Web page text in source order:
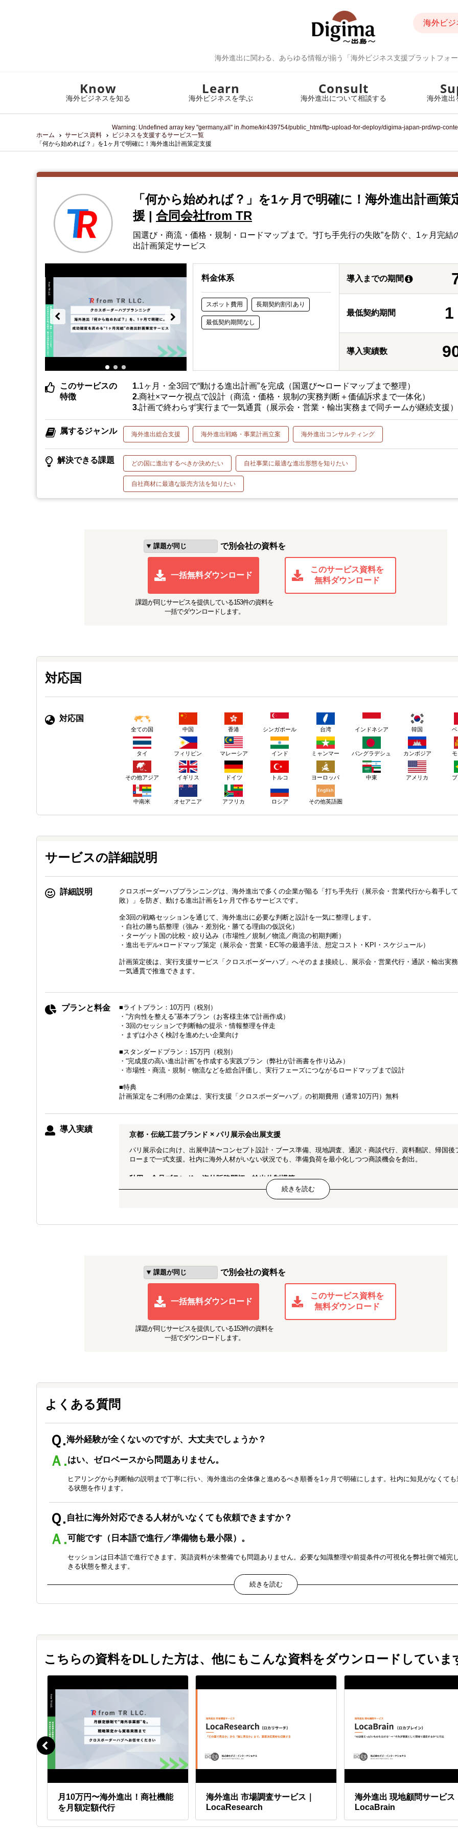
海外進出に関わる、あらゆる情報が揃う「海外ビジネス支援プラットフォ
海外ビジ
Know
海外ビジネスを知る
Learn
海外ビジネスを学ぶ
Consult
海外進出について相談する 海外進出
ホーム サービス資料
Warning: Undefined array key "germany,all" in /home/kir439754/public_html/ftp-upload-for-deploy/digima-japan-prd/wp-
ビジネスを支援するサービス一覧
「何から始めれば？」を1ヶ月で明確に！海外進出計画策定支援
「何から始めれば？」を1ヶ月で明確に！海外進出計画策
援 | 合同会社from TR
国選び・商流・価格・規制・ロードマップまで。“打ち手先行の失敗”を防ぐ、1ヶ月完結
出計画策定サービス
料金体系
スポット費用 長期契約割引あり
最低契約期間なし
導入までの期間
最低契約期間 1
導入実績数
このサービスの
特徴
1ヶ月・全3回で“動ける進出計画”を完成（国選び〜ロードマップまで整理）
商社×マーケ視点で設計（商流・価格・規制の実務判断＋価値訴求まで一体化）
計画で終わらず実行まで一気通貫（展示会・営業・輸出実務まで同チームが継続支援）
属するジャンル 海外進出総合支援 海外進出戦略・事業計画立案 海外進出コンサルティング
解決できる課題 どの国に進出するべきか決めたい 自社事業に最適な進出形態を知りたい
自社商材に最適な販売方法を知りたい
で別会社の資料を
一括無料ダウンロード
このサービス資料を
無料ダウンロード
課題が同じサービスを提供している153件の資料を
一括でダウンロードします。
対応国
対応国
全ての国 中国 香港 シンガポール 台湾 インドネシア 韓国
タイ フィリピン マレーシア インド ミャンマー バングラデシュ カンボジア
その他アジア イギリス ドイツ トルコ ヨーロッパ 中東 アメリカ
中南米 オセアニア アフリカ ロシア その他英語圏
サービスの詳細説明
詳細説明
クロスボーダーハブプランニングは、海外進出で多くの企業が陥る「打ち手先行（展示会・営業代行から着手し
敗）」を防ぎ、動ける進出計画を1ヶ月で作るサービスです。
全3回の戦略セッションを通じて、海外進出に必要な判断と設計を一気に整理します。
・自社の勝ち筋整理（強み・差別化・勝てる理由の仮説化）
・ターゲット国の比較・絞り込み（市場性／規制／物流／商流の初期判断）
・進出モデル×ロードマップ策定（展示会・営業・EC等の最適手法、想定コスト・KPI・スケジュール）
計画策定後は、実行支援サービス「クロスボーダーハブ」へそのまま接続し、展示会・営業代行・通訳・輸出実
一気通貫で推進できます。
プランと料金
■ライトプラン：10万円（税別）
・“方向性を整える”基本プラン（お客様主体で計画作成）
・3回のセッションで判断軸の提示・情報整理を伴走
・まずは小さく検討を進めたい企業向け
■スタンダードプラン：15万円（税別）
・“完成度の高い進出計画”を作成する実践プラン（弊社が計画書を作り込み）
・市場性・商流・規制・物流などを総合評価し、実行フェーズにつながるロードマップまで設計
■特典
計画策定をご利用の企業は、実行支援「クロスボーダーハブ」の初期費用（通常10万円）無料
導入実績
京都・伝統工芸ブランド × パリ展示会出展支援
パリ展示会に向け、出展申請〜コンセプト設計・ブース準備、現地調査、通訳・商談代行、資料翻訳、帰国後
ローまで一式支援。社内に海外人材がいない状況でも、準備負荷を最小化しつつ商談機会を創出。
秋田・食品ブランド × 海外販路開拓・輸出体制構築
輸出関連規制の調査、現地棚調査・価格分析、バイヤー/小売リストアップ、商談設定・代行、温度帯やロッ
大手飲料メーカー × APAC進出支援
コスメブランド × シンガポール（EC・実店舗）進出支援
競合棚調査、現地展示会参加支援、Shopee出店支援、Guardian向け卸の商談支援、成分表示等の現地法規対応
（HSAガイドライン想定）まで対応。販路立ち上げを短期間で前進。
で別会社の資料を
一括無料ダウンロード
このサービス資料を
無料ダウンロード
課題が同じサービスを提供している153件の資料を
一括でダウンロードします。
よくある質問
Ｑ.海外経験が全くないのですが、大丈夫でしょうか？
Ａ.はい、ゼロベースから問題ありません。
ヒアリングから判断軸の説明まで丁寧に行い、海外進出の全体像と進めるべき順番を1ヶ月で明確にします。社内に知見がなくて
る状態を作ります。
Ｑ. 自社に海外対応できる人材がいなくても依頼できますか？
Ａ.可能です（日本語で進行／準備物も最小限）。
セッションは日本語で進行できます。英語資料が未整備でも問題ありません。必要な知識整理や前提条件の可視化を弊社側で補完
きる状態を整えます。
計画策定だけでなく、その後の実行支援も依頼できますか？
計画策定後は「クロスボーダーハブ」により、展示会・営業代行・通訳・輸出実務まで同じチームが継続支援できます。計画策定
こちらの資料をDLした方は、他にもこんな資料をダウンロードしていま
月10万円〜海外進出！商社機能
を月額定額代行
海外進出 市場調査サービス｜
LocaResearch
海外進出 現地顧問サービス
LocaBrain